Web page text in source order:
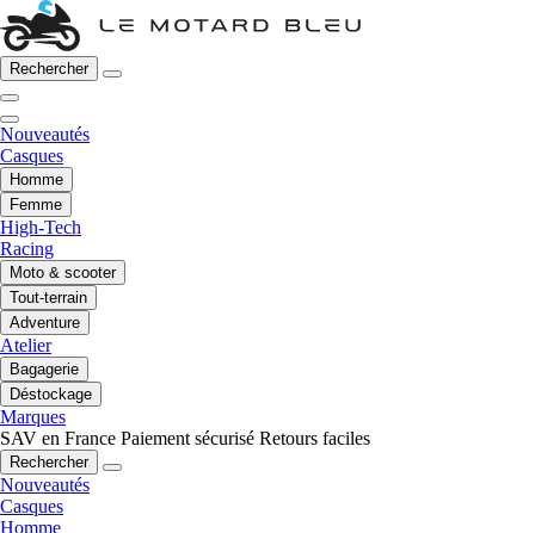
Rechercher
Nouveautés
Casques
Homme
Femme
High-Tech
Racing
Moto & scooter
Tout-terrain
Adventure
Atelier
Bagagerie
Déstockage
Marques
SAV en France Paiement sécurisé Retours faciles
Rechercher
Nouveautés
Casques
Homme